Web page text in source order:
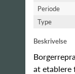
Periode
Type
Beskrivelse
at etablere